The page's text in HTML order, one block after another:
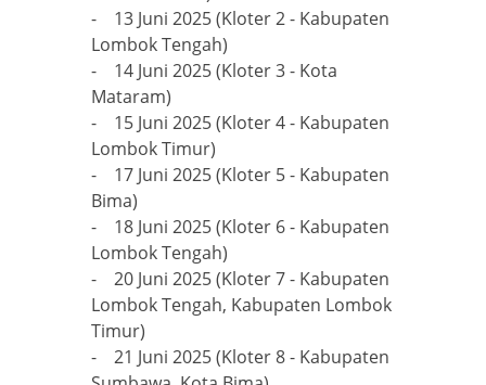
- 13 Juni 2025 (Kloter 2 - Kabupaten
Lombok Tengah)
- 14 Juni 2025 (Kloter 3 - Kota
Mataram)
- 15 Juni 2025 (Kloter 4 - Kabupaten
Lombok Timur)
- 17 Juni 2025 (Kloter 5 - Kabupaten
Bima)
- 18 Juni 2025 (Kloter 6 - Kabupaten
Lombok Tengah)
- 20 Juni 2025 (Kloter 7 - Kabupaten
Lombok Tengah, Kabupaten Lombok
Timur)
- 21 Juni 2025 (Kloter 8 - Kabupaten